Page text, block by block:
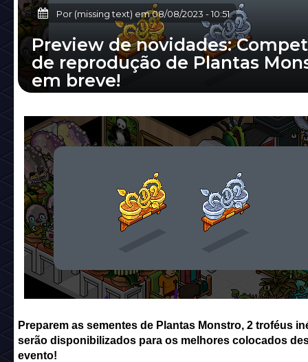
Por (missing text) em08/08/2023 -10:51
Preview de novidades:
de reprodução de Plantas
em breve!
troféus inéditos serão disponibilizados para
melhores colocados desse evento!
Preparem as sementes de Plantas Monstro, 2 troféus
serão disponibilizados para os melhores colocados
evento!